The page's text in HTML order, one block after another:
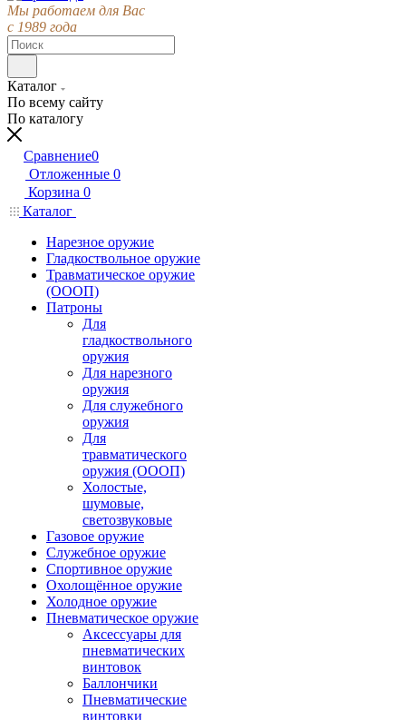
Мы работаем для Вас
с 1989 года
Каталог
По всему сайту
По каталогу
Сравнение0
Отложенные 0
Корзина 0
Каталог
Нарезное оружие
Гладкоствольное оружие
Травматическое оружие
(ОООП)
Патроны
Для
гладкоствольного
оружия
Для нарезного
оружия
Для служебного
оружия
Для
травматического
оружия (ОООП)
Холостые,
шумовые,
светозвуковые
Газовое оружие
Служебное оружие
Спортивное оружие
Охолощённое оружие
Холодное оружие
Пневматическое оружие
Аксессуары для
пневматических
винтовок
Баллончики
Пневматические
винтовки